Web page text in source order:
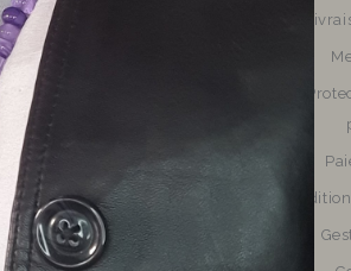
Nouveaux produits
Nos meilleures ventes de
bijoux artisanaux en perles de
verre